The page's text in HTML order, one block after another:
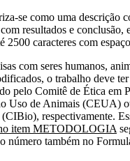
se como uma descrição
resultados e conclusão,
2500 caracteres com
com seres humanos,
o trabalho deve
pelo Comitê de Ética em
Uso de Animais (CEUA)
respectivamente.
item METODOLOGIA
número também no